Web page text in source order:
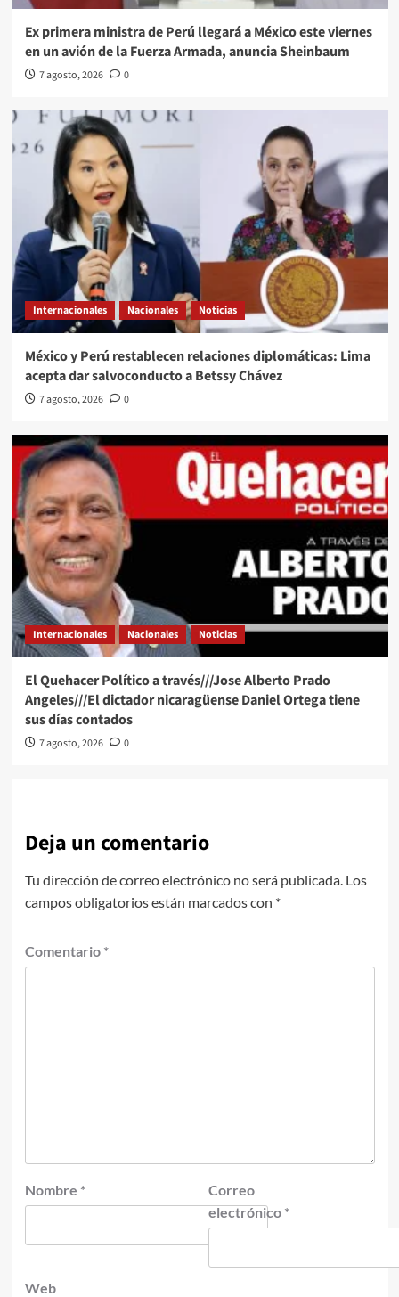
Ex primera ministra de Perú llegará a México este viernes
en un avión de la Fuerza Armada, anuncia Sheinbaum
7 agosto, 2026 0
Internacionales Nacionales Noticias
México y Perú restablecen relaciones diplomáticas: Lima
acepta dar salvoconducto a Betssy Chávez
7 agosto, 2026 0
Internacionales Nacionales Noticias
El Quehacer Político a través///Jose Alberto Prado
Angeles///El dictador nicaragüense Daniel Ortega tiene
sus días contados
7 agosto, 2026 0
Deja un comentario
Tu dirección de correo electrónico no será publicada. Los
campos obligatorios están marcados con *
Comentario *
Nombre *
Correo
electrónico *
Web